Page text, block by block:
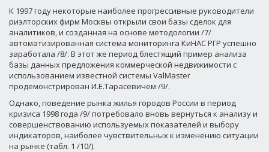
К 1997 году некоторые наиболее прогрессивные руководители
риэлторских фирм Москвы открыли свои базы сделок для
аналитиков, и созданная на основе методологии /7/
автоматизированная система мониторинга КиНАС РГР успешно
заработала /8/. В этот же период блестящий пример анализа
базы данных предложения коммерческой недвижимости с
использованием известной системы ValMaster
продемонстрирован И.Е.Тарасевичем /9/.
Однако, поведение рынка жилья городов России в период
кризиса 1998 года /9/ потребовало вновь вернуться к анализу и
совершенствованию используемых показателей и выбору
индикаторов, наиболее чувствительных к изменению ситуации
на рынке (табл. 1 /10/).